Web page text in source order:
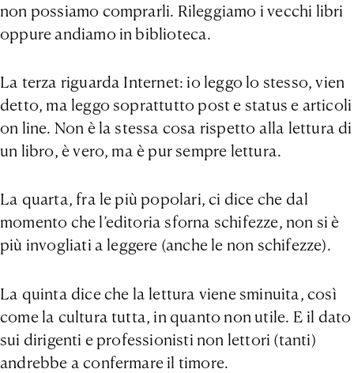
non possiamo comprarli. Rileggiamo i vecchi libri
oppure andiamo in biblioteca.
La terza riguarda Internet: io leggo lo stesso, vien
detto, ma leggo soprattutto post e status e articoli
on line. Non è la stessa cosa rispetto alla lettura di
un libro, è vero, ma è pur sempre lettura.
La quarta, fra le più popolari, ci dice che dal
momento che l’editoria sforna schifezze, non si è
più invogliati a leggere (anche le non schifezze).
La quinta dice che la lettura viene sminuita, così
come la cultura tutta, in quanto non utile. E il dato
sui dirigenti e professionisti non lettori (tanti)
andrebbe a confermare il timore.